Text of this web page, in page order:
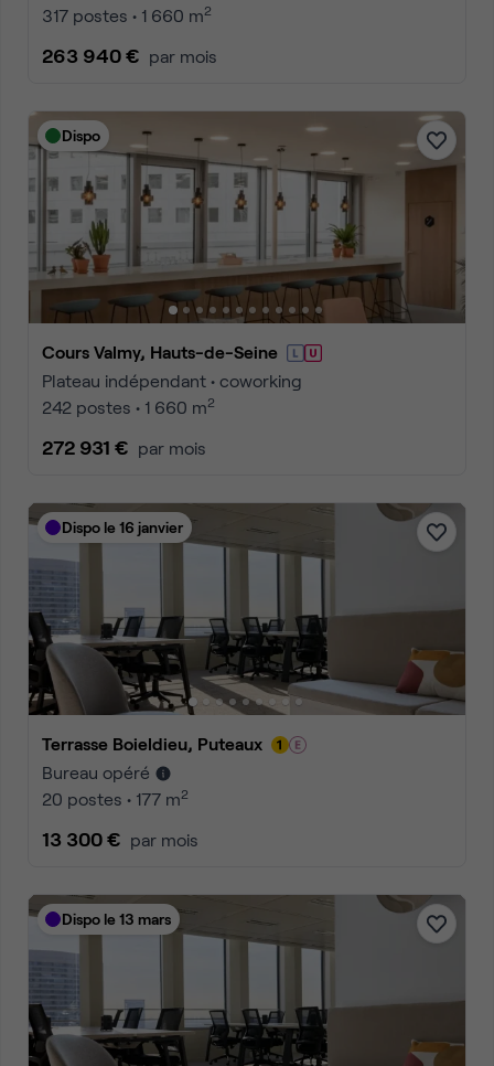
317 postes • 1 660 m2
263 940 € par mois
Dispo
Cours Valmy, Hauts-de-Seine
Plateau indépendant • coworking
242 postes • 1 660 m2
272 931 € par mois
Dispo le 16 janvier
Terrasse Boieldieu, Puteaux
Bureau opéré
20 postes • 177 m2
13 300 € par mois
Dispo le 13 mars